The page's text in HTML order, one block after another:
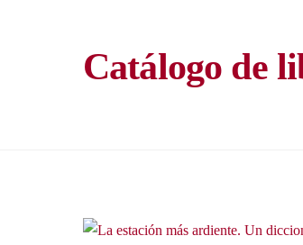
Catálogo de